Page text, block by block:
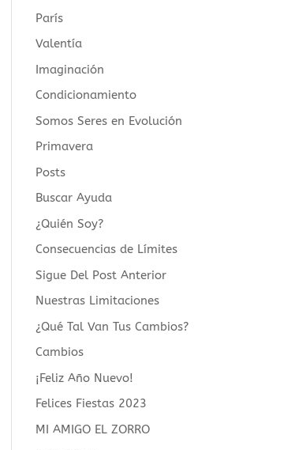
París
Valentía
Imaginación
Condicionamiento
Somos Seres en Evolución
Primavera
Posts
Buscar Ayuda
¿Quién Soy?
Consecuencias de Límites
Sigue Del Post Anterior
Nuestras Limitaciones
¿Qué Tal Van Tus Cambios?
Cambios
¡Feliz Año Nuevo!
Felices Fiestas 2023
MI AMIGO EL ZORRO